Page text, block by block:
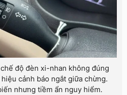
độ đèn xi-nhan không đúng
cảnh báo ngắt giữa chừng.
nhưng tiềm ẩn nguy hiểm.